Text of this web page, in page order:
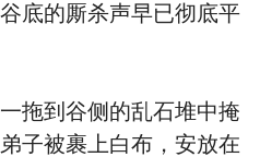
底的厮杀声早已彻底平
拖到谷侧的乱石堆中掩
子被裹上白布，安放在